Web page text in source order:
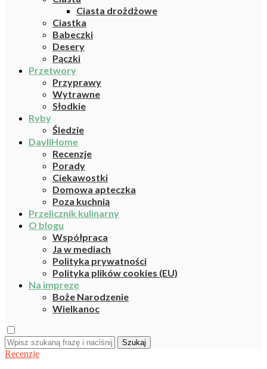
Ciasta drożdżowe
Ciastka
Babeczki
Desery
Pączki
Przetwory
Przyprawy
Wytrawne
Słodkie
Ryby
Śledzie
DayliHome
Recenzje
Porady
Ciekawostki
Domowa apteczka
Poza kuchnią
Przelicznik kulinarny
O blogu
Współpraca
Ja w mediach
Polityka prywatności
Polityka plików cookies (EU)
Na imprezę
Boże Narodzenie
Wielkanoc
Szukaj
Recenzje